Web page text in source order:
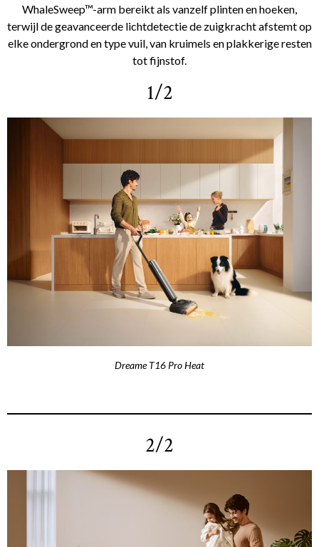
WhaleSweep™-arm bereikt als vanzelf plinten en hoeken,
terwijl de geavanceerde lichtdetectie de zuigkracht afstemt op
elke ondergrond en type vuil, van kruimels en plakkerige resten
tot fijnstof.
1/2
Dreame T16 Pro Heat
2/2